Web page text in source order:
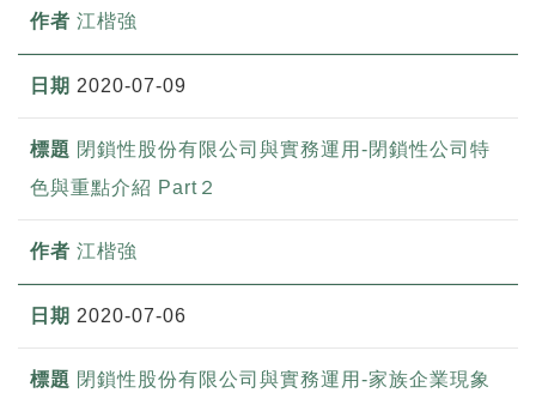
江楷強
2020-07-09
閉鎖性股份有限公司與實務運用-閉鎖性公司特
色與重點介紹 Part２
江楷強
2020-07-06
閉鎖性股份有限公司與實務運用-家族企業現象